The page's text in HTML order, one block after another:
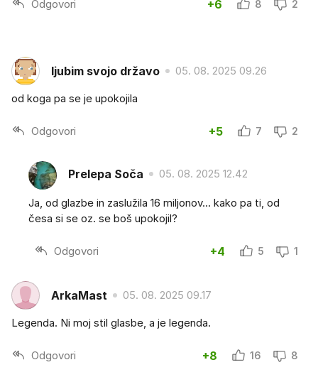
Odgovori +6 8 2
ljubim svojo državo 05. 08. 2025 09.26
od koga pa se je upokojila
Odgovori +5 7 2
Prelepa Soča 05. 08. 2025 12.42
Ja, od glazbe in zaslužila 16 miljonov... kako pa ti, od
česa si se oz. se boš upokojil?
Odgovori +4 5 1
ArkaMast 05. 08. 2025 09.17
Legenda. Ni moj stil glasbe, a je legenda.
Odgovori +8 16 8